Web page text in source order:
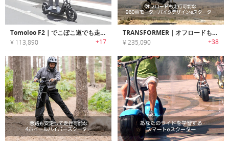
Tomoloo F2｜でこぼこ道でも走行可能なスタイリッシュeスクーター「F2」
¥ 113,890 +17
TRANSFORMER｜オフロードも走行可能な960Wモーターバイクデザインeスクーター「トランスフォーマー」
¥ 235,090 +38